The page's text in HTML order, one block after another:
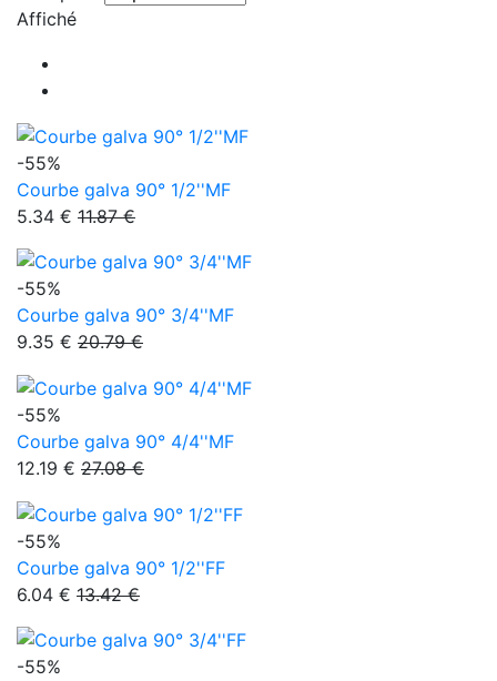
Affiché
-55%
Courbe galva 90° 1/2''MF
5.34 € 11.87 €
-55%
Courbe galva 90° 3/4''MF
9.35 € 20.79 €
-55%
Courbe galva 90° 4/4''MF
12.19 € 27.08 €
-55%
Courbe galva 90° 1/2''FF
6.04 € 13.42 €
-55%